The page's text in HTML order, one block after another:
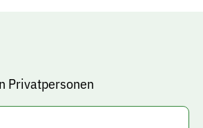
Privatpersonen